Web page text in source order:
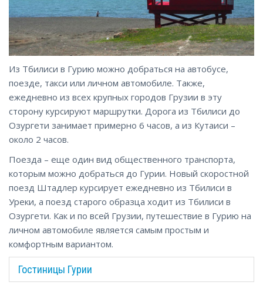
Из Тбилиси в Гурию можно добраться на автобусе,
поезде, такси или личном автомобиле. Также,
ежедневно из всех крупных городов Грузии в эту
сторону курсируют маршрутки. Дорога из Тбилиси до
Озургети занимает примерно 6 часов, а из Кутаиси –
около 2 часов.
Поезда – еще один вид общественного транспорта,
которым можно добраться до Гурии. Новый скоростной
поезд Штадлер курсирует ежедневно из Тбилиси в
Уреки, а поезд старого образца ходит из Тбилиси в
Озургети. Как и по всей Грузии, путешествие в Гурию на
личном автомобиле является самым простым и
комфортным вариантом.
Гостиницы Гурии